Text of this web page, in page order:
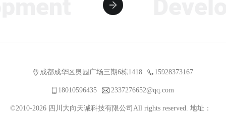
成都成华区奥园广场三期6栋1418 15928373167
18010596435 2337276652@qq.com
©2010-2026 四川大向天诚科技有限公司All rights reserved. 地址：